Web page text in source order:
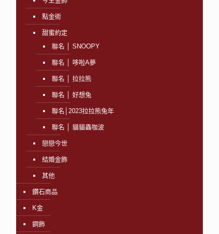
點金術
甜蜜約定
聯名 │ SNOOPY
聯名 │ 哆啦A夢
聯名 │ 拉拉熊
聯名 │ 好想兔
聯名│2023拉拉熊兔年
聯名 │ 貓貓蟲咖波
戀戀今世
結婚金飾
其他
鑽石商品
K金
鋼飾